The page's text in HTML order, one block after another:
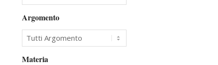
Argomento
Materia